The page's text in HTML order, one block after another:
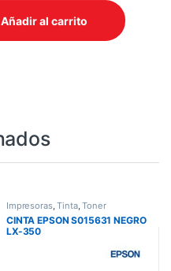
SUPERIOR LASERJET
Añadir al carrito
Impresoras,Tinta,Toner
CINTA EPSON S015631 NEGRO
LX-350